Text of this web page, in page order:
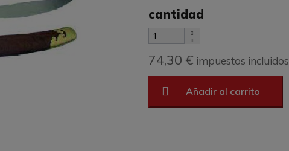
cantidad
74,30 € impuestos incluidos
Añadir al carrito